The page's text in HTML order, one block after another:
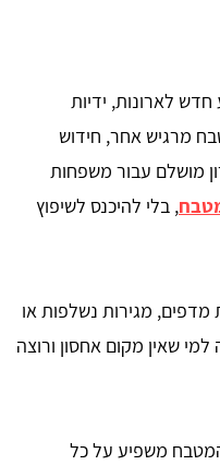
לארונות, ידיות
מרגיש אחר, חידוש
מושלם עבור משפחות
, בלי להיכנס לשיפוץ
מדפים, מגירות נשלפות או
שאין מקום אחסון ורוצה
המטבח משפיע על כל